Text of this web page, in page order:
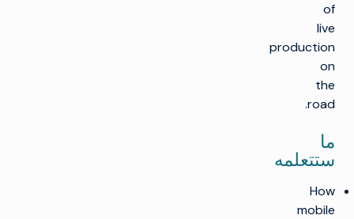
of
live
production
on
the
road.
ما
ستتعلمه
How
mobile